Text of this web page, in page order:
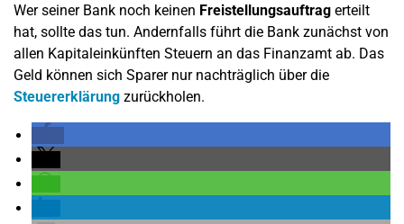
Wer seiner Bank noch keinen Freistellungsauftrag erteilt
hat, sollte das tun. Andernfalls führt die Bank zunächst von
allen Kapitaleinkünften Steuern an das Finanzamt ab. Das
Geld können sich Sparer nur nachträglich über die
Steuererklärung zurückholen.